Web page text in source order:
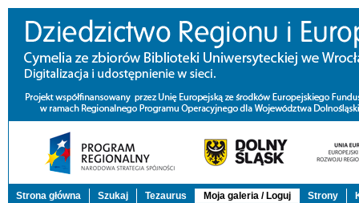
Strona główna Szukaj Tezaurus Moja galeria / Loguj Strony